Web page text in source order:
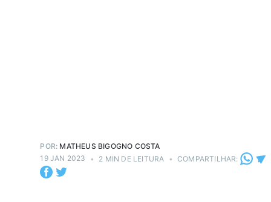
POR: MATHEUS BIGOGNO COSTA
19 JAN 2023
• 2 MIN DE LEITURA • COMPARTILHAR: